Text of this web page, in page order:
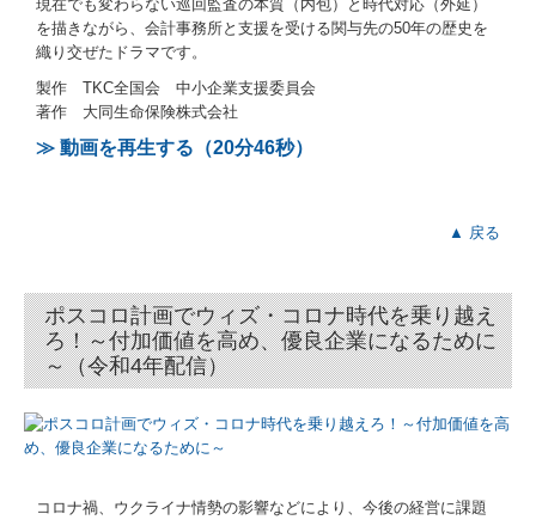
ご相談窓口
田中会計ネットワーク
リンク集
早期経営改善計画の策定支援
経営改善計画策定支援事業
デジタル化・AI導入補助金
現在でも変わらない巡回監査の本質（内包）と時代対応（外延）
を描きながら、会計事務所と支援を受ける関与先の50年の歴史を
織り交ぜたドラマです。
製作 TKC全国会 中小企業支援委員会
著作 大同生命保険株式会社
≫ 動画を再生する（20分46秒）
▲ 戻る
ポスコロ計画でウィズ・コロナ時代を乗り越え
ろ！～付加価値を高め、優良企業になるために
～（令和4年配信）
コロナ禍、ウクライナ情勢の影響などにより、今後の経営に課題